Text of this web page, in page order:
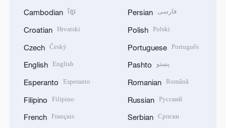
Cambodian ខ្មែរ
Croatian Hrvatski
Czech Český
English English
Esperanto Esperanto
Filipino Filipino
French Français
Persian فارسی
Polish Polski
Portuguese Português
Pashto پښتو
Romanian Română
Russian Русский
Serbian Српски